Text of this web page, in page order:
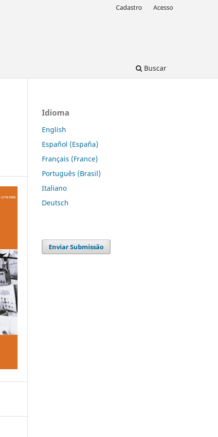
Buscar
Cadastro Acesso
Idioma
English
Español (España)
Français (France)
Português (Brasil)
Italiano
Deutsch
Enviar Submissão